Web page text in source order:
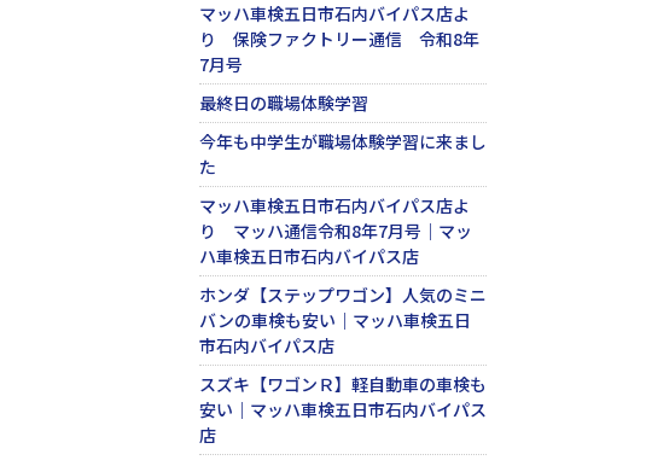
マッハ車検五日市石内バイパス店よ
り 保険ファクトリー通信 令和8年
7月号
最終日の職場体験学習
今年も中学生が職場体験学習に来まし
た
マッハ車検五日市石内バイパス店よ
り マッハ通信令和8年7月号｜マッ
ハ車検五日市石内バイパス店
ホンダ【ステップワゴン】人気のミニ
バンの車検も安い｜マッハ車検五日
市石内バイパス店
スズキ【ワゴンＲ】軽自動車の車検も
安い｜マッハ車検五日市石内バイパス
店